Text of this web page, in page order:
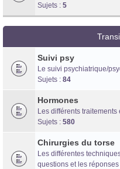
Sujets : 5
Suivi psy
Le suivi psychiatrique/
Sujets : 84
Hormones
Les différents traitements
Sujets : 580
Chirurgies du torse
Les différentes
questions et les réponses